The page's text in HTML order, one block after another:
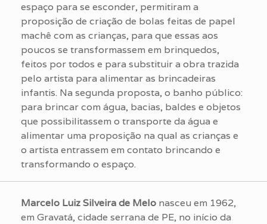
espaço para se esconder, permitiram a
proposição de criação de bolas feitas de papel
machê com as crianças, para que essas aos
poucos se transformassem em brinquedos,
feitos por todos e para substituir a obra trazida
pelo artista para alimentar as brincadeiras
infantis. Na segunda proposta, o banho público:
para brincar com água, bacias, baldes e objetos
que possibilitassem o transporte da água e
alimentar uma proposição na qual as crianças e
o artista entrassem em contato brincando e
transformando o espaço.
Marcelo Luiz Silveira de Melo nasceu em 1962,
em Gravatá, cidade serrana de PE, no início da